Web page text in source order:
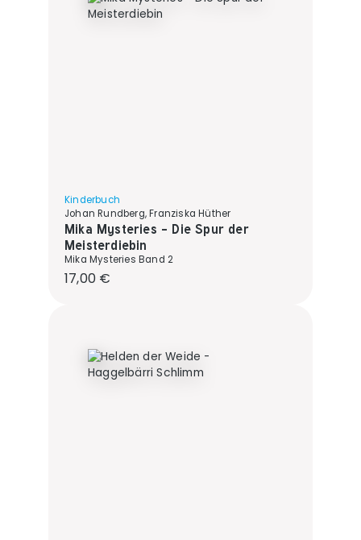
Kinderbuch
Johan Rundberg, Franziska Hüther
Mika Mysteries - Die Spur der
Meisterdiebin
Mika Mysteries Band 2
Regulärer Preis:
17,00 €